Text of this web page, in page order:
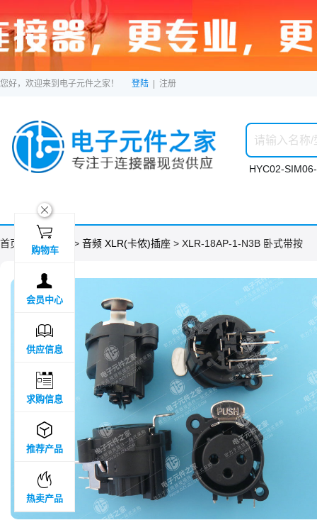
您好，欢迎来到电子元件之家！ 登陆 注册
HYC02-
首页 > 分类目录 > 音频 XLR(卡侬)插座 > XLR-18AP-1-N3B 卧式带按
ဆ

购物车

会员中心

供应信息

求购信息

推荐产品

热卖产品